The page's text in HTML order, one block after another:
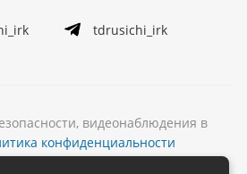
tdrusichi_irk
видеонаблюдения в
конфиденциальности